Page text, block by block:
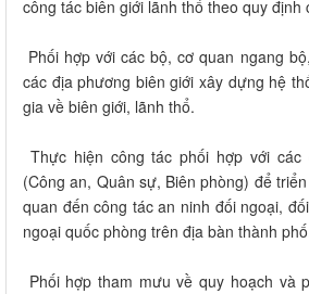
công tác biên giới lãnh thổ theo quy định
Phối hợp với các bộ, cơ quan ngang
các địa phương biên giới xây dựng hệ
gia về biên giới, lãnh thổ.
Thực hiện công tác phối hợp với
(Công an, Quân sự, Biên phòng) để
quan đến công tác an ninh đối ngoại,
ngoại quốc phòng trên địa bàn thành
Phối hợp tham mưu về quy hoạch và